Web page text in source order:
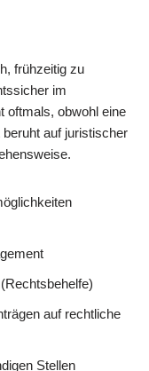
frühzeitig zu
im
oftmals, obwohl eine
auf juristischer
auf rechtliche
Stellen